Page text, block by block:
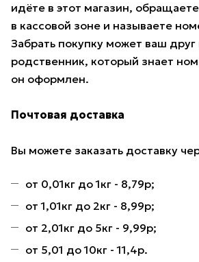
идёте в этот магазин,
в кассовой зоне и называете
Забрать покупку может ваш друг
родственник, который знает
он оформлен.
Почтовая доставка
Вы можете заказать доставку
от 0,01кг до 1кг - 8,79р;
от 1,01кг до 2кг - 8,99р;
от 2,01кг до 5кг - 9,99р;
от 5,01 до 10кг - 11,4р.